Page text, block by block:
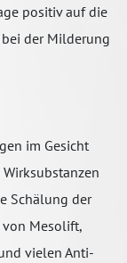
positiv auf die
der Milderung
im Gesicht
Schälung der
von Mesolift,
vielen Anti-